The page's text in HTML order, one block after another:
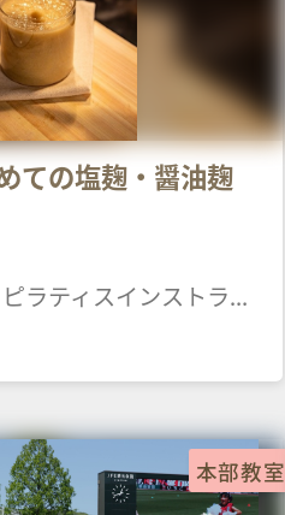
ての塩麹・醤油麹
健康運動指導士 ピラティスインストラクター ヨガインストラク
本部教室